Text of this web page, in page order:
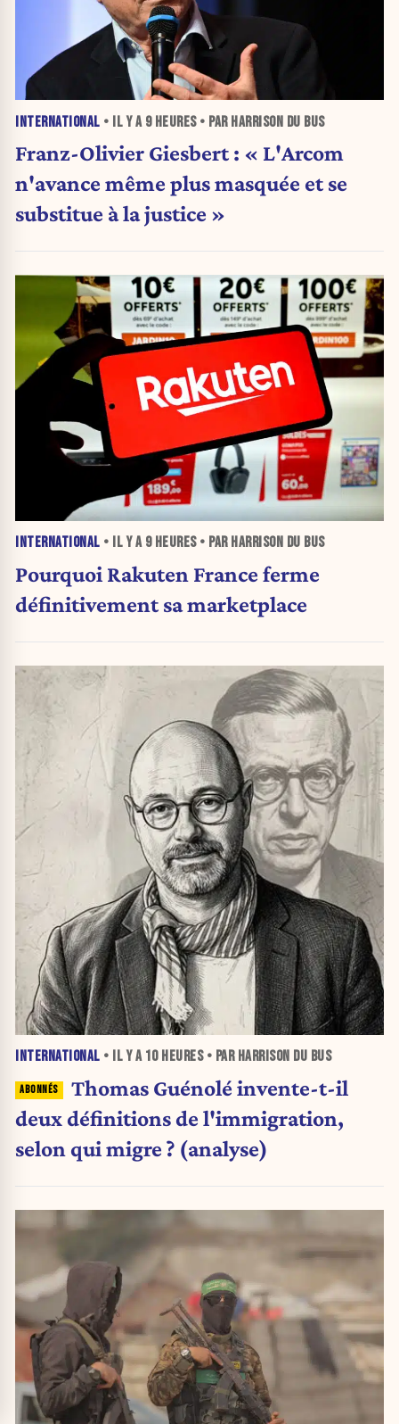
INTERNATIONAL • IL Y A 9 HEURES• PAR HARRISON DU BUS
Franz-Olivier Giesbert : « L'Arcom
n'avance même plus masquée et se
substitue à la justice »
INTERNATIONAL • IL Y A 9 HEURES• PAR HARRISON DU BUS
Pourquoi Rakuten France ferme
définitivement sa marketplace
INTERNATIONAL • IL Y A 10 HEURES• PAR HARRISON DU BUS
Thomas Guénolé invente-t-il
deux définitions de l'immigration,
selon qui migre ? (analyse)